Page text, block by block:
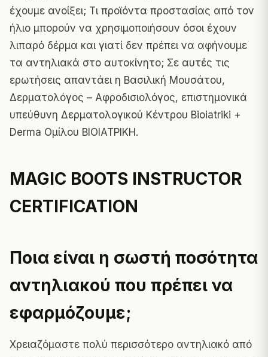
έχουμε ανοίξει; Τι προϊόντα προστασίας από τον
ήλιο μπορούν να χρησιμοποιήσουν όσοι έχουν
λιπαρό δέρμα και γιατί δεν πρέπει να αφήνουμε
τα αντηλιακά στο αυτοκίνητο; Σε αυτές τις
ερωτήσεις απαντάει η Βασιλική Μουσάτου,
Δερματολόγος – Αφροδισιολόγος, επιστημονικά
υπεύθυνη Δερματολογικού Κέντρου Bioiatriki +
Derma Ομίλου ΒΙΟΙΑΤΡΙΚΗ.
MAGIC BOOTS INSTRUCTOR
CERTIFICATION
Ποια είναι η σωστή ποσότητα
αντηλιακού που πρέπει να
εφαρμόζουμε;
Χρειαζόμαστε πολύ περισσότερο αντηλιακό από